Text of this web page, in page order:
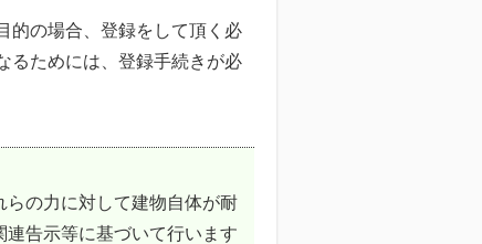
的の場合、登録をして頂く必
るためには、登録手続きが必
の力に対して建物自体が耐
告示等に基づいて行います